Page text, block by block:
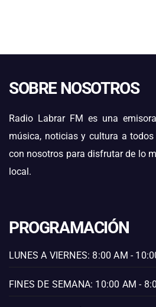
SOBRE NOSOTROS
Radio Labrar FM es una
música, noticias y cultura a
con nosotros para disfrutar de lo
local.
PROGRAMACIÓN
LUNES A VIERNES: 8:00 AM -
FINES DE SEMANA: 10:00 AM -